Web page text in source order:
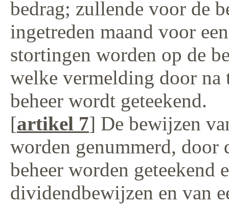
bedrag; zullende voor de
ingetreden maand voor
stortingen worden op de
welke vermelding door na
beheer wordt geteekend.
[artikel 7] De bewijzen
worden genummerd, door
beheer worden geteekend
dividendbewijzen en van